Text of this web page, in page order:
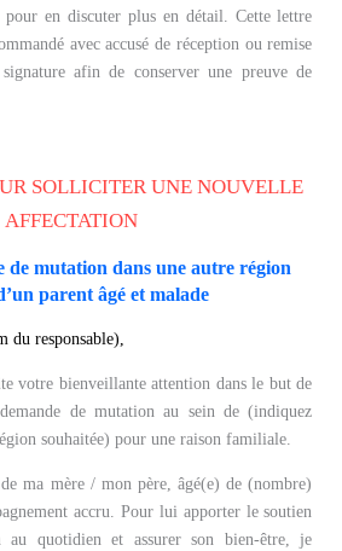
pour en discuter plus en détail. Cette lettre
avec accusé de réception ou remise
afin de conserver une preuve de
SOLLICITER UNE NOUVELLE
AFFECTATION
de mutation dans une autre région
parent âgé et malade
du responsable),
votre bienveillante attention dans le but de
de mutation au sein de (indiquez
souhaitée) pour une raison familiale.
ma mère / mon père, âgé(e) de (nombre)
accru. Pour lui apporter le soutien
quotidien et assurer son bien-être, je